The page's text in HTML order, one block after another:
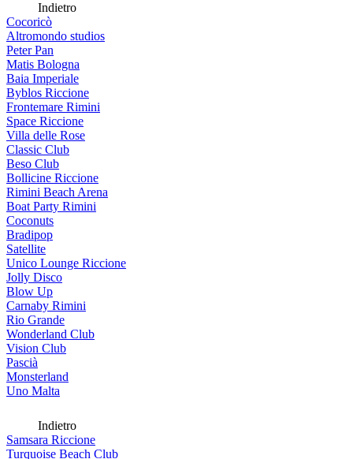
Indietro
Cocoricò
Altromondo studios
Peter Pan
Matis Bologna
Baia Imperiale
Byblos Riccione
Frontemare Rimini
Space Riccione
Villa delle Rose
Classic Club
Beso Club
Bollicine Riccione
Rimini Beach Arena
Boat Party Rimini
Coconuts
Bradipop
Satellite
Unico Lounge Riccione
Jolly Disco
Blow Up
Carnaby Rimini
Rio Grande
Wonderland Club
Vision Club
Pascià
Monsterland
Uno Malta
Indietro
Samsara Riccione
Turquoise Beach Club